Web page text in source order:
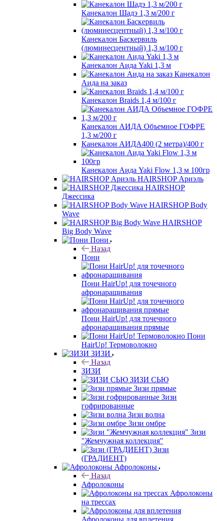
Канекалон Шадэ 1,3 м/200 г
Канекалон Баскервиль
(люминесцентный) 1,3 м/100 г
Канекалон Аида Yaki 1,3 м
Канекалон
Аида на заказ
Канекалон Braids 1,4 м/100 г
Канекалон АИДА Объемное ГОФРЕ
1,3 м/200 г
Канекалон АИДА400 (2 метра)/400 г
Канекалон Аида Yaki Flow 1,3 м 100гр
HAIRSHOP Ариэль
HAIRSHOP
Джессика
HAIRSHOP Body
Wave
HAIRSHOP
Big Body Wave
Пони
Назад
Пони
Пони HairUp! для точечного
афронаращивания
Пони HairUp! для точечного
афронаращивания прямые
Пони
HairUp! Термоволокно
ЗИЗИ
Назад
ЗИЗИ
ЗИЗИ СЬЮ
Зизи прямые
Зизи
гофрированные
Зизи волна
Зизи омбре
Зизи
"Жемчужная коллекция"
Зизи
(ГРАДИЕНТ)
Афролоконы
Назад
Афролоконы
Афролоконы
на трессах
Афролоконы для вплетения